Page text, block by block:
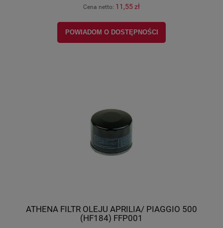
Cena netto: 11,55 zł
POWIADOM O DOSTĘPNOŚCI
ATHENA FILTR OLEJU APRILIA/ PIAGGIO 500
(HF184) FFP001